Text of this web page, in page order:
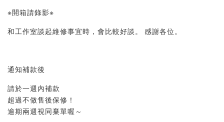
※開箱請錄影※
和工作室談起維修事宜時，會比較好談。 感謝各位。
通知補款後
請於一週內補款
超過不做售後保修！
逾期兩週視同棄單喔～